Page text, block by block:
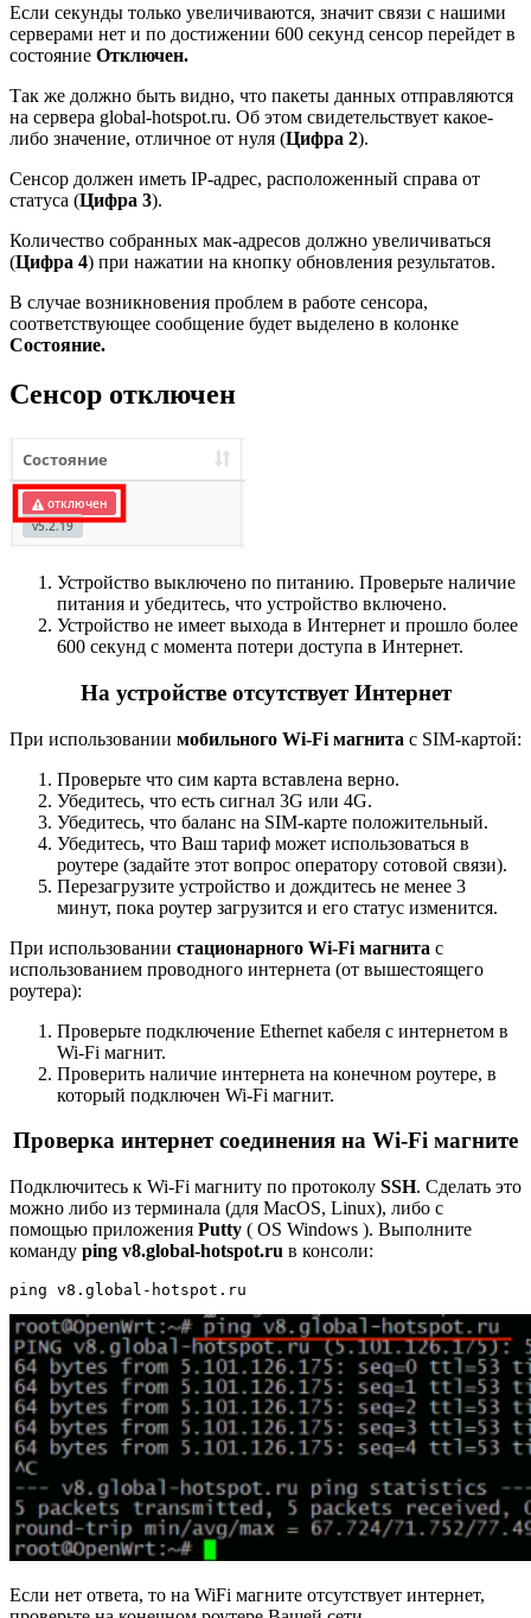
Если секунды только увеличиваются, значит связи с нашими
серверами нет и по достижении 600 секунд сенсор перейдет в
состояние Отключен.
Так же должно быть видно, что пакеты данных отправляются
на сервера global-hotspot.ru. Об этом свидетельствует какое-
либо значение, отличное от нуля (Цифра 2).
Сенсор должен иметь IP-адрес, расположенный справа от
статуса (Цифра 3).
Количество собранных мак-адресов должно увеличиваться
(Цифра 4) при нажатии на кнопку обновления результатов.
В случае возникновения проблем в работе сенсора,
соответствующее сообщение будет выделено в колонке
Состояние.
Сенсор отключен
Устройство выключено по питанию. Проверьте наличие
питания и убедитесь, что устройство включено.
Устройство не имеет выхода в Интернет и прошло более
600 секунд с момента потери доступа в Интернет.
На устройстве отсутствует Интернет
При использовании мобильного Wi-Fi магнита с SIM-картой:
Проверьте что сим карта вставлена верно.
Убедитесь, что есть сигнал 3G или 4G.
Убедитесь, что баланс на SIM-карте положительный.
Убедитесь, что Ваш тариф может использоваться в
роутере (задайте этот вопрос оператору сотовой связи).
Перезагрузите устройство и дождитесь не менее 3
минут, пока роутер загрузится и его статус изменится.
При использовании стационарного Wi-Fi магнита с
использованием проводного интернета (от вышестоящего
роутера):
Проверьте подключение Ethernet кабеля с интернетом в
Wi-Fi магнит.
Проверить наличие интернета на конечном роутере, в
который подключен Wi-Fi магнит.
Проверка интернет соединения на Wi-Fi магните
Подключитесь к Wi-Fi магниту по протоколу SSH. Сделать это
можно либо из терминала (для MacOS, Linux), либо с
помощью приложения Putty ( OS Windows ). Выполните
команду ping v8.global-hotspot.ru в консоли:
ping v8.global-hotspot.ru
Если нет ответа, то на WiFi магните отсутствует интернет,